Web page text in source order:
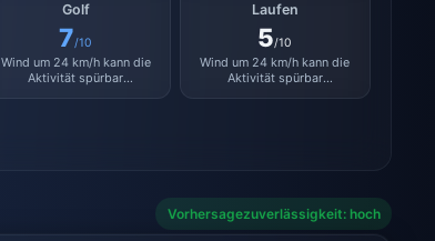
Golf
7/10
Wind um 24 km/h kann die
Aktivität spürbar
Laufen
5/10
Wind um 24 km/h kann die
Aktivität spürbar
Vorhersagezuverlässigkeit: hoch